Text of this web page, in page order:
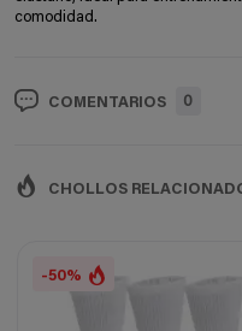
comodidad.
COMENTARIOS 0
CHOLLOS
-50%